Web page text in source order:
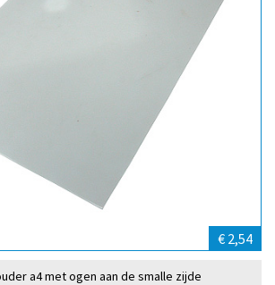
€ 2,54
a4 met ogen aan de smalle zijde